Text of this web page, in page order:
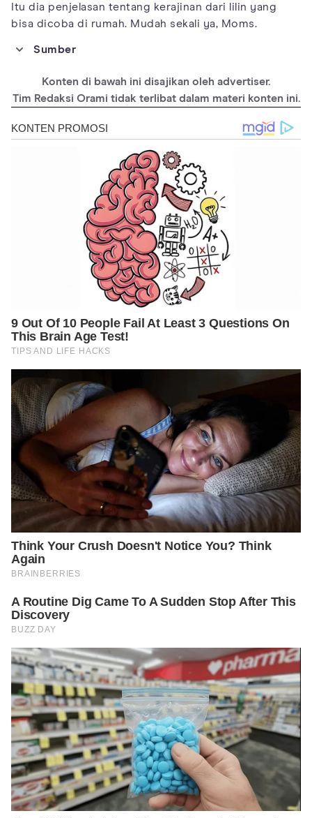
Itu dia penjelasan tentang kerajinan dari lilin yang
bisa dicoba di rumah. Mudah sekali ya, Moms.
Sumber
double-boiler.html
https://www.vedaoils.com/blogs/candlemaking/candle-making-
with-paraffin-wax
https://www.diys.com/crafting-with-wax/
https://www.marthastewart.com/7690300/how-get-wax-out-of-
Konten di bawah ini disajikan oleh advertiser.
Tim Redaksi Orami tidak terlibat dalam materi konten ini.